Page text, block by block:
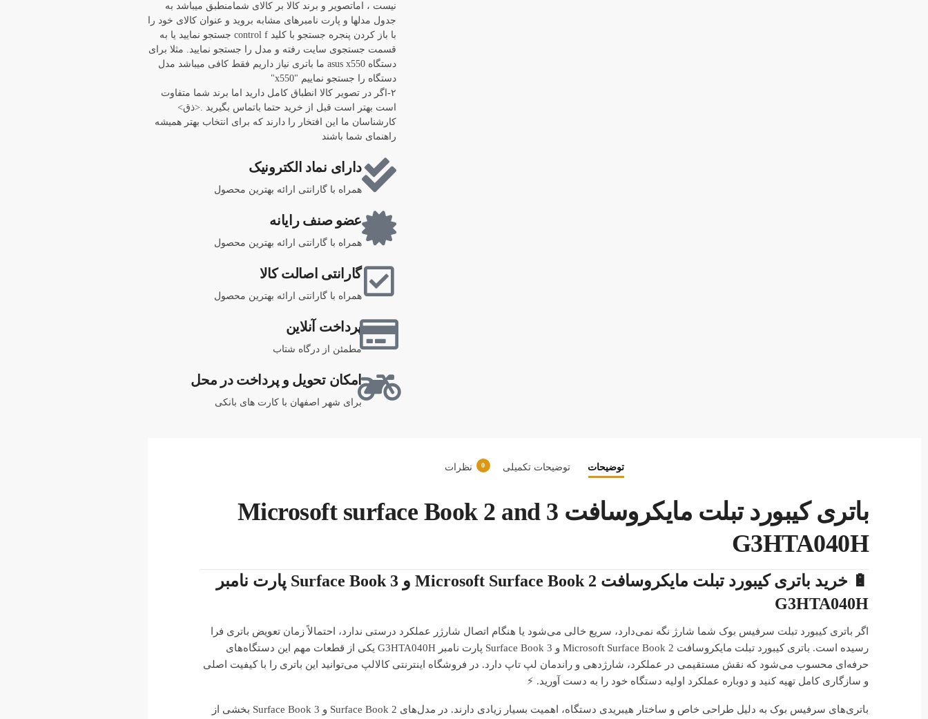
نیست ، اماتصویر و برند کالا بر کالای شمامنطبق میباشد به
جدول مدلها و پارت نامبرهای مشابه بروید و عنوان کالای خود را
با باز کردن پنجره جستجو با کلید control f جستجو نمایید یا به
قسمت جستجوی سایت رفته و مدل را جستجو نمایید. مثلا برای
دستگاه asus x550 ما باتری نیاز داریم فقط کافی میباشد مدل
دستگاه را جستجو نماییم "x550"
۲-اگر در تصویر کالا انطباق کامل دارید اما برند شما متفاوت
است بهتر است قبل از خرید حتما باتماس بگیرید .<ذق>
کارشناسان ما این افتخار را دارند که برای انتخاب بهتر همیشه
راهنمای شما باشند
دارای نماد الکترونیک
همراه با گارانتی ارائه بهترین محصول
عضو صنف رایانه
همراه با گارانتی ارائه بهترین محصول
گارانتی اصالت کالا
همراه با گارانتی ارائه بهترین محصول
پرداخت آنلاین
مطمئن از درگاه شتاب
امکان تحویل و پرداخت در محل
برای شهر اصفهان با کارت های بانکی
توضیحات توضیحات تکمیلی نظرات 0
باتری کیبورد تبلت مایکروسافت Microsoft surface Book 2 and 3
G3HTA040H
🔋 خرید باتری کیبورد تبلت مایکروسافت Microsoft Surface Book 2 و Surface Book 3 پارت نامبر
G3HTA040H
اگر باتری کیبورد تبلت سرفیس بوک شما شارژ نگه نمی‌دارد، سریع خالی می‌شود یا هنگام اتصال شارژر عملکرد درستی ندارد، احتمالاً زمان تعویض باتری فرا
رسیده است. باتری کیبورد تبلت مایکروسافت Microsoft Surface Book 2 و Surface Book 3 پارت نامبر G3HTA040H یکی از قطعات مهم این دستگاه‌های
حرفه‌ای محسوب می‌شود که نقش مستقیمی در عملکرد، شارژدهی و راندمان لپ تاپ دارد. در فروشگاه اینترنتی کالالپ می‌توانید این باتری را با کیفیت اصلی
و سازگاری کامل تهیه کنید و دوباره عملکرد اولیه دستگاه خود را به دست آورید. ⚡
باتری‌های سرفیس بوک به دلیل طراحی خاص و ساختار هیبریدی دستگاه، اهمیت بسیار زیادی دارند. در مدل‌های Surface Book 2 و Surface Book 3 بخشی از